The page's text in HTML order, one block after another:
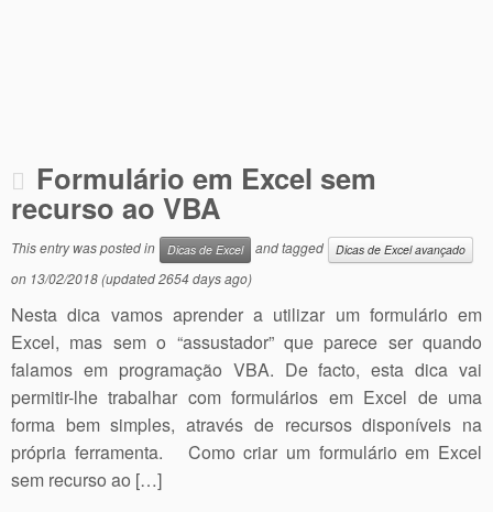
Formulário em Excel sem
recurso ao VBA
This entry was posted in Dicas de Excel and tagged Dicas de Excel avançado
on 13/02/2018(updated 2654 days ago)
Nesta dica vamos aprender a utilizar um formulário em
Excel, mas sem o “assustador” que parece ser quando
falamos em programação VBA. De facto, esta dica vai
permitir-lhe trabalhar com formulários em Excel de uma
forma bem simples, através de recursos disponíveis na
própria ferramenta. Como criar um formulário em Excel
sem recurso ao […]